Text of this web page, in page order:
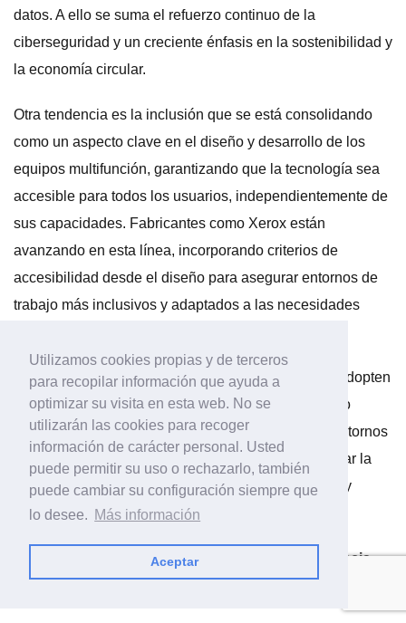
Utilizamos cookies propias y de terceros
para recopilar información que ayuda a
optimizar su visita en esta web. No se
utilizarán las cookies para recoger
información de carácter personal. Usted
puede permitir su uso o rechazarlo, también
puede cambiar su configuración siempre que
lo desee. Más información
Aceptar
datos. A ello se suma el refuerzo continuo de la
ciberseguridad y un creciente énfasis en la sostenibilidad y
la economía circular.
Otra tendencia es la inclusión que se está consolidando
como un aspecto clave en el diseño y desarrollo de los
equipos multifunción, garantizando que la tecnología sea
accesible para todos los usuarios, independientemente de
sus capacidades. Fabricantes como Xerox están
avanzando en esta línea, incorporando criterios de
accesibilidad desde el diseño para asegurar entornos de
trabajo más inclusivos y adaptados a las necesidades
En este contexto, es clave que las organizaciones adopten
un enfoque proactivo, apoyándose en partners como
Xerox, que les permitan anticiparse para habilitar entornos
más inteligentes, seguros y sostenibles, y de acelerar la
transición hacia modelos operativos más eficientes y
orientados al dato
¿Estamos ante la transición definitiva del MFP hacia